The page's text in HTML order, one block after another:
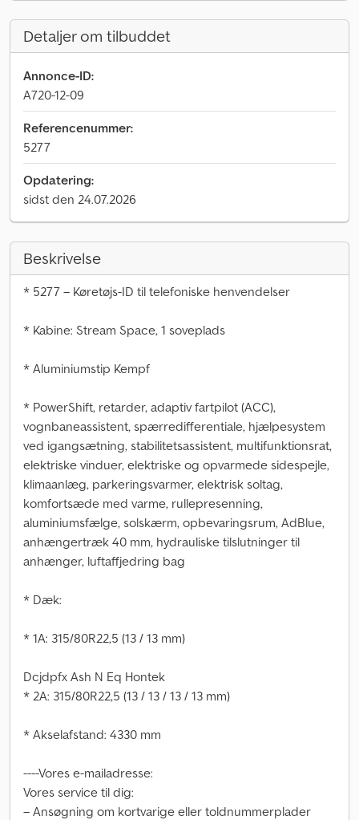
Detaljer om tilbuddet
Annonce-ID:
A720-12-09
Referencenummer:
5277
Opdatering:
sidst den 24.07.2026
Beskrivelse
* 5277 – Køretøjs-ID til telefoniske henvendelser
* Kabine: Stream Space, 1 soveplads
* Aluminiumstip Kempf
* PowerShift, retarder, adaptiv fartpilot (ACC),
vognbaneassistent, spærredifferentiale, hjælpesystem
ved igangsætning, stabilitetsassistent, multifunktionsrat,
elektriske vinduer, elektriske og opvarmede sidespejle,
klimaanlæg, parkeringsvarmer, elektrisk soltag,
komfortsæde med varme, rullepresenning,
aluminiumsfælge, solskærm, opbevaringsrum, AdBlue,
anhængertræk 40 mm, hydrauliske tilslutninger til
anhænger, luftaffjedring bag
* Dæk:
* 1A: 315/80R22,5 (13 / 13 mm)
Dcjdpfx Ash N Eq Hontek
* 2A: 315/80R22,5 (13 / 13 / 13 / 13 mm)
* Akselafstand: 4330 mm
----Vores e-mailadresse:
Vores service til dig:
– Ansøgning om kortvarige eller toldnummerplader